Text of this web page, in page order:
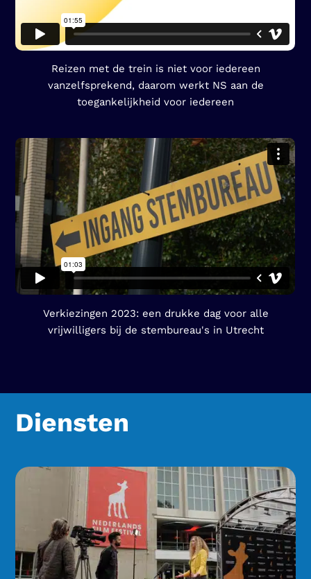
Reizen met de trein is niet voor iedereen
vanzelfsprekend, daarom werkt NS aan de
toegankelijkheid voor iedereen
Verkiezingen 2023: een drukke dag voor alle
vrijwilligers bij de stembureau's in Utrecht
Diensten